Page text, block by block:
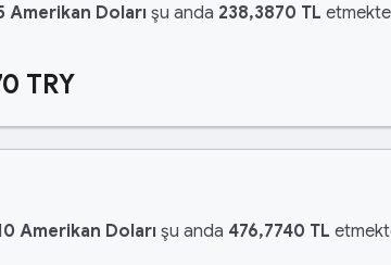
Amerikan Doları şu anda 238,3870 TL
TRY
Amerikan Doları şu anda 476,7740 TL